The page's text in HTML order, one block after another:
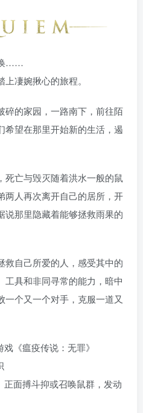
唤……
凄婉揪心的旅程。
碎的家园，一路南下，前往陌
希望在那里开始新的生活，遏
死亡与毁灭随着洪水一般的鼠
两人再次离开自己的居所，开
说那里隐藏着能够拯救雨果的
救自己所爱的人，感受其中的
具和非同寻常的能力，暗中
个又一个对手，克服一道又
《瘟疫传说：无罪》
面搏斗抑或召唤鼠群，发动